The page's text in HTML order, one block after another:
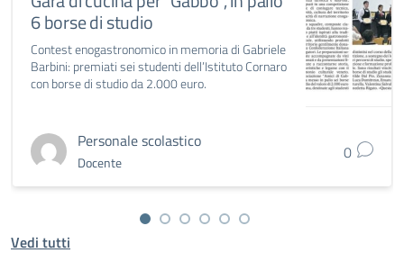
6 borse di studio
Contest enogastronomico in memoria di Gabriele
Barbini: premiati sei studenti dell’Istituto Cornaro
con borse di studio da 2.000 euro.
Personale scolastico
Docente 0
Vedi tutti